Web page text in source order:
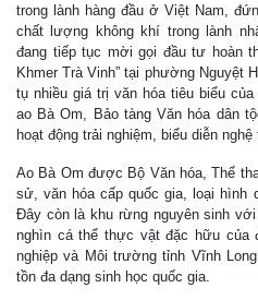
trong lành hàng đầu ở Việt Nam,
chất lượng không khí trong lành
đang tiếp tục mời gọi đầu tư hoàn
Khmer Trà Vinh” tại phường Nguyệt
tụ nhiều giá trị văn hóa tiêu biểu
ao Bà Om, Bảo tàng Văn hóa dân
hoạt động trải nghiệm, biểu diễn
Ao Bà Om được Bộ Văn hóa, Thể
sử, văn hóa cấp quốc gia, loại hình
Đây còn là khu rừng nguyên sinh
nghìn cá thể thực vật đặc hữu của
nghiệp và Môi trường tỉnh Vĩnh
tồn đa dạng sinh học quốc gia.